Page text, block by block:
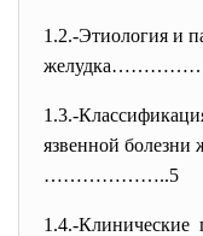
1.2.-Этиология и
1.3.-
язвенной
………………..5
1.4.-Клинические